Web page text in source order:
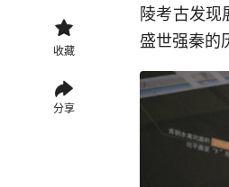
收藏
分享
陵考古发现
盛世强秦的